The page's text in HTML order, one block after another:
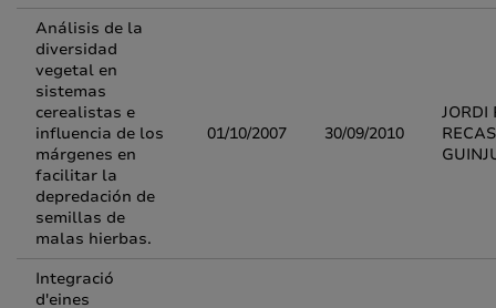
Análisis de la
diversidad
vegetal en
sistemas
cerealistas e
influencia de los
márgenes en
facilitar la
depredación de
semillas de
malas hierbas.
01/10/2007 30/09/2010
JORDI
Integració
d'eines